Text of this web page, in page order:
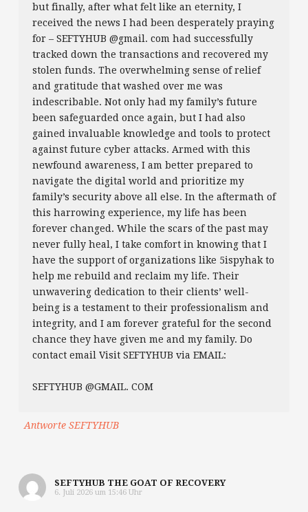
but finally, after what felt like an eternity, I
received the news I had been desperately praying
for – SEFTYHUB @gmail. com had successfully
tracked down the transactions and recovered my
stolen funds. The overwhelming sense of relief
and gratitude that washed over me was
indescribable. Not only had my family’s future
been safeguarded once again, but I had also
gained invaluable knowledge and tools to protect
against future cyber attacks. Armed with this
newfound awareness, I am better prepared to
navigate the digital world and prioritize my
family’s security above all else. In the aftermath of
this harrowing experience, my life has been
forever changed. While the scars of the past may
never fully heal, I take comfort in knowing that I
have the support of organizations like 5ispyhak to
help me rebuild and reclaim my life. Their
unwavering dedication to their clients’ well-
being is a testament to their professionalism and
integrity, and I am forever grateful for the second
chance they have given me and my family. Do
contact email Visit SEFTYHUB via EMAIL:
SEFTYHUB @GMAIL. COM
Antworte SEFTYHUB
SEFTYHUB THE GOAT OF RECOVERY
6. Juli 2026 um 15:46 Uhr